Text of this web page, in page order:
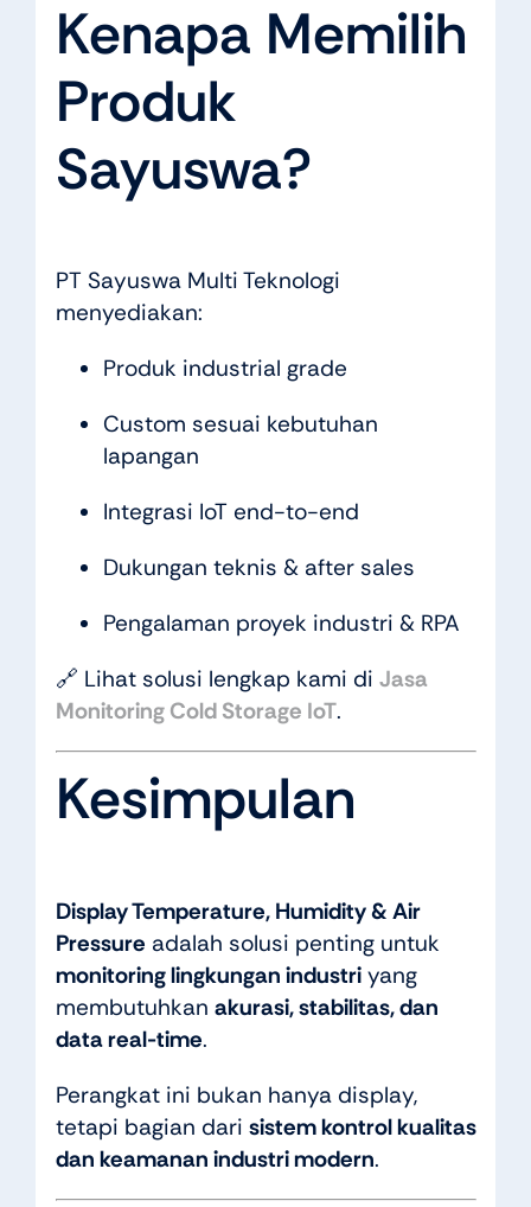
Kenapa Memilih
Produk
Sayuswa?
PT Sayuswa Multi Teknologi
menyediakan:
Produk industrial grade
Custom sesuai kebutuhan
lapangan
Integrasi IoT end-to-end
Dukungan teknis & after sales
Pengalaman proyek industri & RPA
🔗 Lihat solusi lengkap kami di Jasa
Monitoring Cold Storage IoT.
Kesimpulan
Display Temperature, Humidity & Air
Pressure adalah solusi penting untuk
monitoring lingkungan industriyang
membutuhkan akurasi, stabilitas, dan
data real-time.
Perangkat ini bukan hanya display,
tetapi bagian dari sistem kontrol kualitas
dan keamanan industri modern.